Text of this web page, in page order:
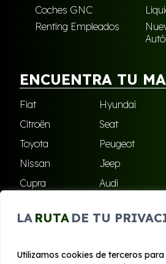
LA RUTA DE TU
Utilizamos cookies de terceros
Coches GNC
Renting Empleados
ENCUENTRA TU
Fiat Hyundai
Citroën
Seat
Toyota
Peugeot
Nissan
Jeep
Cupra
Audi
Skoda
Ford